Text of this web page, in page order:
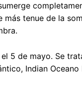
tenue de la
5 de mayo. Se
Indian